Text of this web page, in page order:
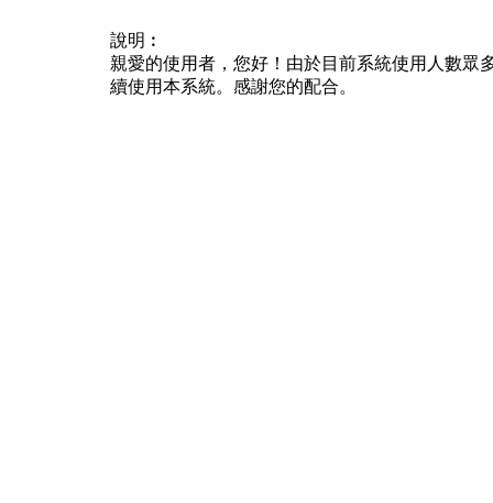
說明︰
親愛的使用者，您好！由於目前系統使用人數眾
續使用本系統。感謝您的配合。